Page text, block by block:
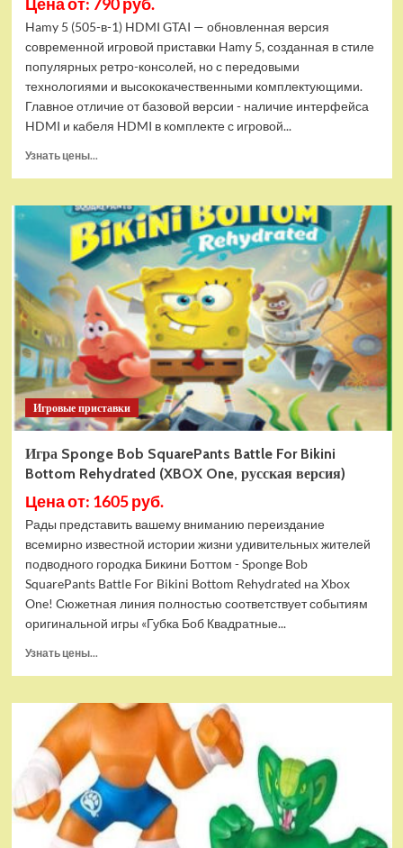
Hamy 5 (505-в-1) HDMI GTAI — обновленная версия
современной игровой приставки Hamy 5, созданная в стиле
популярных ретро-консолей, но с передовыми
технологиями и высококачественными комплектующими.
Главное отличие от базовой версии - наличие интерфейса
HDMI и кабеля HDMI в комплекте с игровой...
Узнать цены...
Игровая
приставка
Hamy
5
(505-
в-1)
HDMI
GTA
Игровые приставки
Игра Sponge Bob SquarePants Battle For Bikini
Bottom Rehydrated (XBOX One, русская версия)
Цена от: 1605 руб.
Рады представить вашему вниманию переиздание
всемирно известной истории жизни удивительных жителей
подводного городка Бикини Боттом - Sponge Bob
SquarePants Battle For Bikini Bottom Rehydrated на Xbox
One! Сюжетная линия полностью соответствует событиям
оригинальной игры «Губка Боб Квадратные...
Узнать цены...
Игра
Sponge
Bob
SquarePants
Battle
For
Bikini
Bottom
Rehydrated